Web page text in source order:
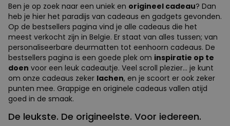
Ben je op zoek naar een uniek en origineel cadeau? Dan
heb je hier het paradijs van cadeaus en gadgets gevonden.
Op de bestsellers pagina vind je alle cadeaus die het
meest verkocht zijn in Belgie. Er staat van alles tussen; van
personaliseerbare deurmatten tot eenhoorn cadeaus. De
bestsellers pagina is een goede plek om inspiratie op te
doen voor een leuk cadeautje. Veel scroll plezier... je kunt
om onze cadeaus zeker lachen, en je scoort er ook zeker
punten mee. Grappige en originele cadeaus vallen atijd
goed in de smaak.
De leukste. De origineelste. Voor iedereen.